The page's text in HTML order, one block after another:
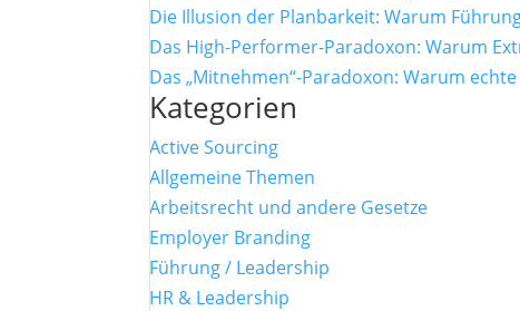
Die Illusion der Planbarkeit: Warum
Das High-Performer-Paradoxon: Warum
Das „Mitnehmen“-Paradoxon: Warum
Kategorien
Active Sourcing
Allgemeine Themen
Arbeitsrecht und andere Gesetze
Employer Branding
Führung / Leadership
HR & Leadership